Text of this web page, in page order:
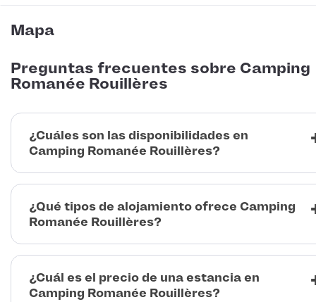
Mapa
Preguntas frecuentes sobre Camping
Romanée Rouillères
¿Cuáles son las disponibilidades en
Camping Romanée Rouillères?
¿Qué tipos de alojamiento ofrece Camping
Romanée Rouillères?
¿Cuál es el precio de una estancia en
Camping Romanée Rouillères?